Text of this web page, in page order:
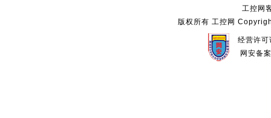
工控网
版权所有 工控网
经营许
网安备